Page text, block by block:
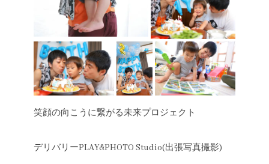
笑顔の向こうに繋がる未来プロジェクト
デリバリーPLAY&PHOTO Studio(出張写真撮影)